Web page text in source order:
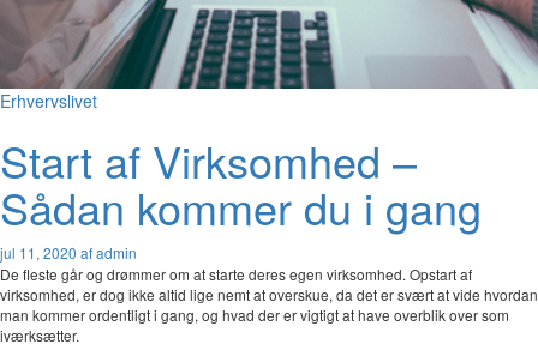
Erhvervslivet
Start af Virksomhed –
Sådan kommer du i gang
jul 11, 2020 af admin
De fleste går og drømmer om at starte deres egen virksomhed. Opstart af
virksomhed, er dog ikke altid lige nemt at overskue, da det er svært at vide hvordan
man kommer ordentligt i gang, og hvad der er vigtigt at have overblik over som
iværksætter.